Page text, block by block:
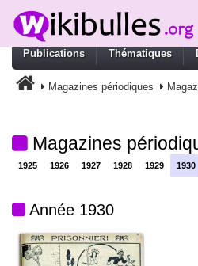
Publications Thématiques
Magazines périodiques
Magazines
1925 1926 1927 1928 1929 1930
Année 1930